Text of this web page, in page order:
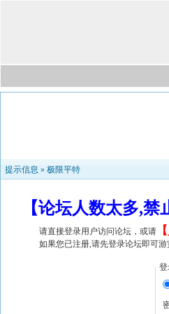
提示信息 » 极限平特
【论坛人数太多,
请直接登录用户访问论坛，或请 【
如果您已注册,请先登录论坛即可游
登